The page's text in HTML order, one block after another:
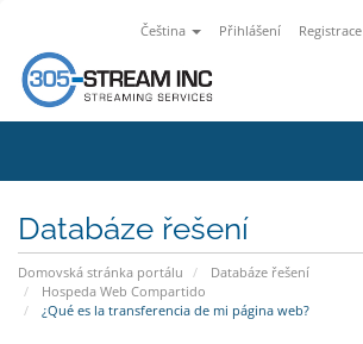
Čeština Přihlášení Registrace
Databáze řešení
Domovská stránka portálu
Databáze řešení
Hospeda Web Compartido
¿Qué es la transferencia de mi página web?